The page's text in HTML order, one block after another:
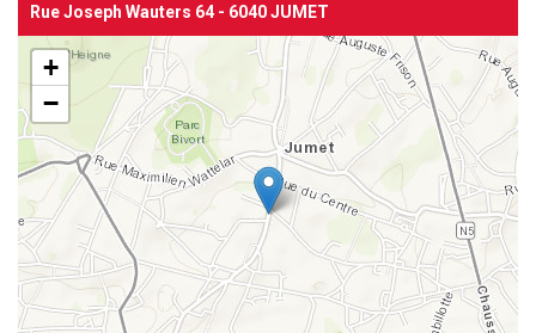
Rue Joseph Wauters 64 - 6040 JUMET
+
−